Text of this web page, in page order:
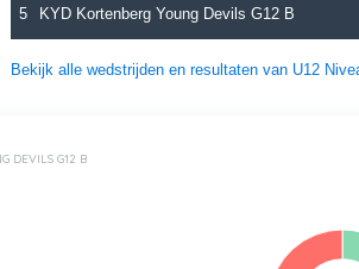
5 KYD Kortenberg Young Devils G12 B
Bekijk alle wedstrijden en resultaten van U12
DEVILS G12 B